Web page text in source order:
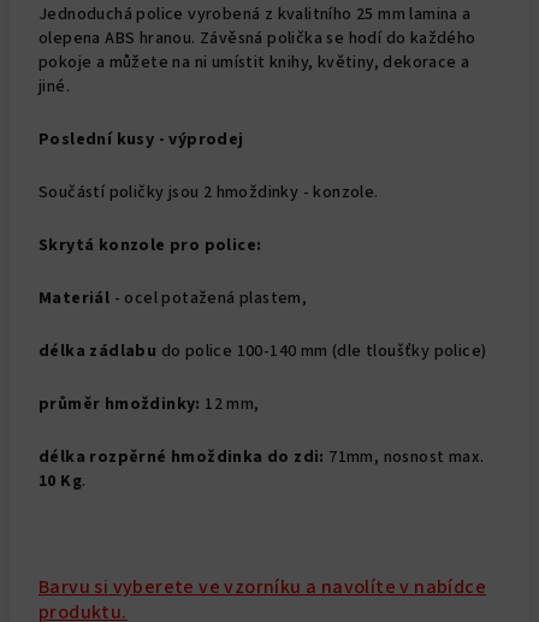
Jednoduchá police vyrobená z kvalitního 25 mm lamina a
olepena ABS hranou. Závěsná polička se hodí do každého
pokoje a můžete na ni umístit knihy, květiny, dekorace a
jiné.
Poslední kusy - výprodej
Součástí poličky jsou 2 hmoždinky - konzole.
Skrytá konzole pro police:
Materiál - ocel potažená plastem,
délka zádlabu do police 100-140 mm (dle tloušťky police)
průměr hmoždinky: 12 mm,
délka rozpěrné hmoždinka do zdi: 71mm, nosnost max.
10 Kg.
Barvu si vyberete ve vzorníku a navolíte v nabídce
produktu.